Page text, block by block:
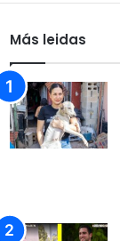
Más leidas